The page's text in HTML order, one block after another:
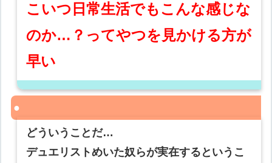
こいつ日常生活でもこんな感じな
のか…？ってやつを見かける方が
早い
どういうことだ…
デュエリストめいた奴らが実在するというこ